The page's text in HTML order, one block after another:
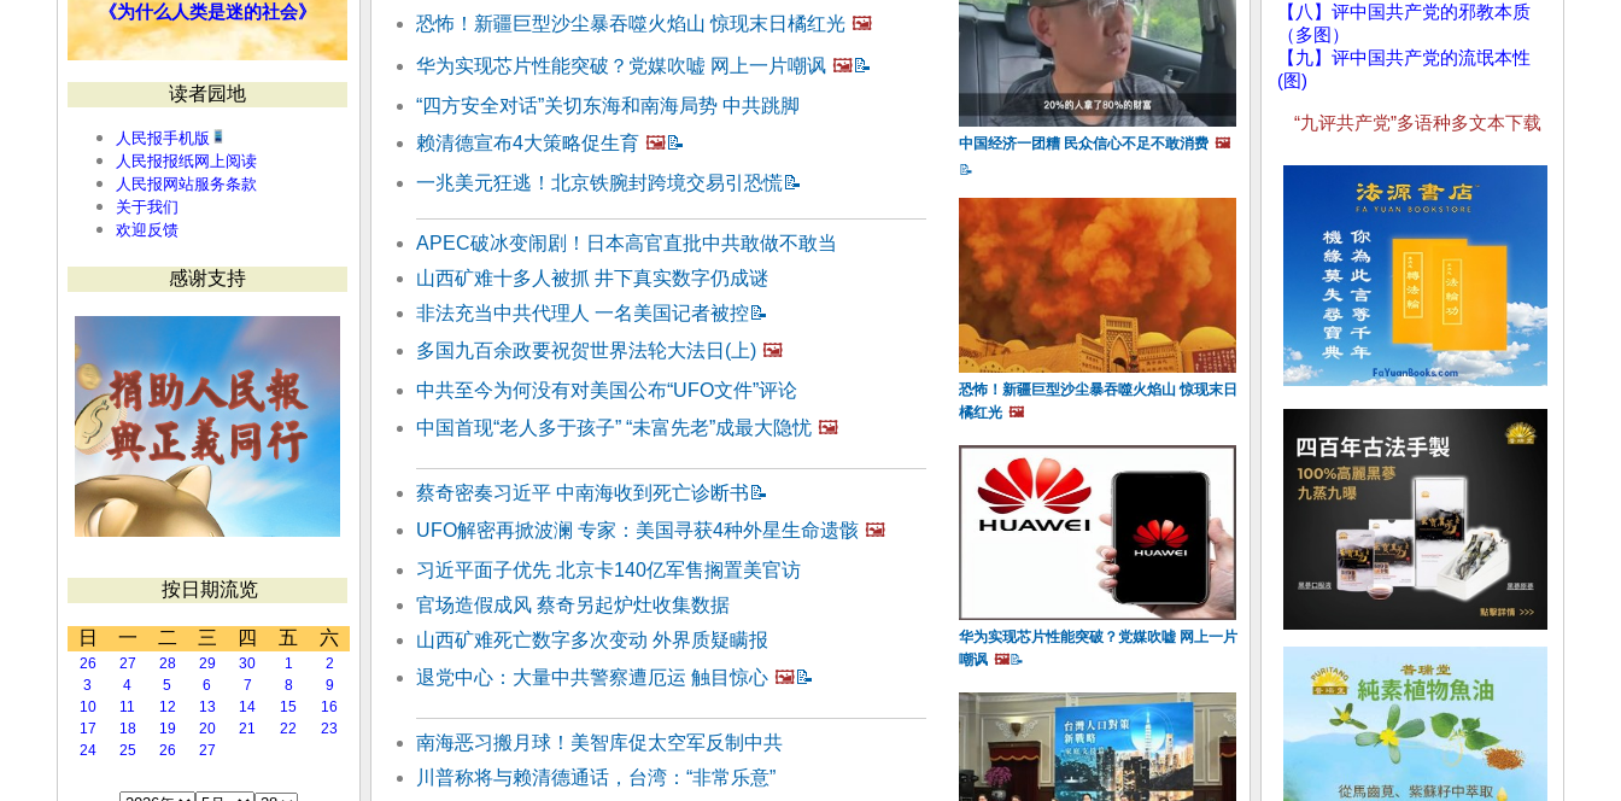
《为什么人类是迷的社会》
读者园地
人民报手机版
人民报报纸网上阅读
人民报网站服务条款
关于我们
欢迎反馈
感谢支持
按日期流览
日 一 二 三 四 五 六
26 27 28 29 30 1
2
3
4 5 6 7 8
9
10
11 12 13 14 15
16
17
18 19 20 21 22
23
24
25 26 27
恐怖！新疆巨型沙尘暴吞噬火焰山 惊现末日橘红光 🖼️
华为实现芯片性能突破？党媒吹嘘 网上一片嘲讽 🖼️📝
“四方安全对话”关切东海和南海局势 中共跳脚
赖清德宣布4大策略促生育 🖼️📝
一兆美元狂逃！北京铁腕封跨境交易引恐慌📝
APEC破冰变闹剧！日本高官直批中共敢做不敢当
山西矿难十多人被抓 井下真实数字仍成谜
非法充当中共代理人 一名美国记者被控📝
多国九百余政要祝贺世界法轮大法日(上) 🖼️
中共至今为何没有对美国公布“UFO文件”评论
中国首现“老人多于孩子” “未富先老”成最大隐忧 🖼️
蔡奇密奏习近平 中南海收到死亡诊断书 📝
UFO解密再掀波澜 专家：美国寻获4种外星生命遗骸 🖼️
习近平面子优先 北京卡140亿军售搁置美官访
官场造假成风 蔡奇另起炉灶收集数据
山西矿难死亡数字多次变动 外界质疑瞒报
退党中心：大量中共警察遭厄运 触目惊心 🖼️📝
南海恶习搬月球！美智库促太空军反制中共
川普称将与赖清德通话，台湾：“非常乐意”
中国经济一团糟 民众信心不足不敢消费 🖼️
📝
恐怖！新疆巨型沙尘暴吞噬火焰山 惊现末日
橘红光 🖼️
华为实现芯片性能突破？党媒吹嘘 网上一片
嘲讽 🖼️📝
【八】评中国共产党的邪教本质
（多图）
【九】评中国共产党的流氓本性
(图)
“九评共产党”多语种多文本下载